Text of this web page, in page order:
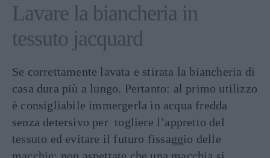
Lavare la biancheria in
tessuto jacquard
Se correttamente lavata e stirata la biancheria di
casa dura più a lungo. Pertanto: al primo utilizzo
è consigliabile immergerla in acqua fredda
senza detersivo per togliere l’appretto del
tessuto ed evitare il futuro fissaggio delle